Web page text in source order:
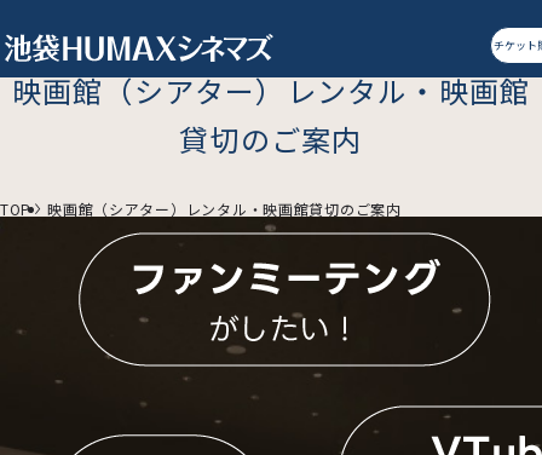
チケット
映画館（シアター）レンタル・映画館
貸切のご案内
TOP 映画館（シアター）レンタル・映画館貸切のご案内